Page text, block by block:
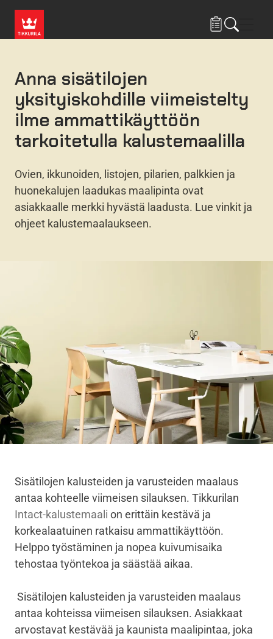
Anna sisätilojen
yksityiskohdille viimeistelty
ilme ammattikäyttöön
tarkoitetulla kalustemaalilla
Ovien, ikkunoiden, listojen, pilarien, palkkien ja
huonekalujen laadukas maalipinta ovat
asiakkaalle merkki hyvästä laadusta. Lue vinkit ja
ohjeet kalustemaalaukseen.
Sisätilojen kalusteiden ja varusteiden maalaus
antaa kohteelle viimeisen silauksen. Tikkurilan
Intact-kalustemaali on erittäin kestävä ja
korkealaatuinen ratkaisu ammattikäyttöön.
Helppo työstäminen ja nopea kuivumisaika
tehostaa työntekoa ja säästää aikaa.
Sisätilojen kalusteiden ja varusteiden maalaus
antaa kohteissa viimeisen silauksen. Asiakkaat
arvostavat kestävää ja kaunista maalipintaa, joka